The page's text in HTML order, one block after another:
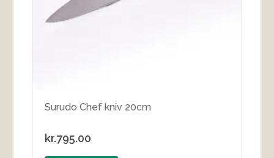
Surudo Chef kniv 20cm
kr.795.00